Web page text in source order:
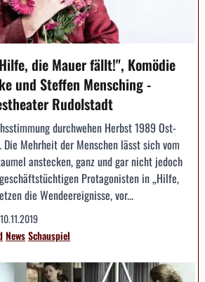
die Mauer fällt!", Komödie
und Steffen Mensching -
Rudolstadt
durchwehen Herbst 1989 Ost-
Mehrheit der Menschen lässt sich vom
anstecken, ganz und gar nicht jedoch
Protagonisten in „Hilfe,
die Wendeereignisse, vor...
10.11.2019
NewsSchauspiel